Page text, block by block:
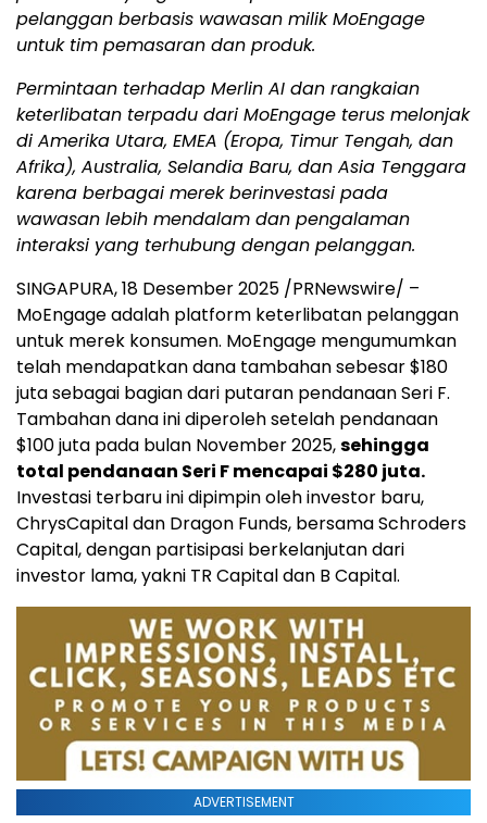
pelanggan berbasis wawasan milik MoEngage
untuk tim pemasaran dan produk.
Permintaan terhadap Merlin AI dan rangkaian
keterlibatan terpadu dari MoEngage terus melonjak
di Amerika Utara, EMEA (Eropa, Timur Tengah, dan
Afrika), Australia, Selandia Baru, dan Asia Tenggara
karena berbagai merek berinvestasi pada
wawasan lebih mendalam dan pengalaman
interaksi yang terhubung dengan pelanggan.
SINGAPURA,18 Desember 2025 /PRNewswire/ –
MoEngage adalah platform keterlibatan pelanggan
untuk merek konsumen. MoEngage mengumumkan
telah mendapatkan dana tambahan sebesar$180
juta sebagai bagian dari putaran pendanaan Seri F.
Tambahan dana ini diperoleh setelah pendanaan
$100juta pada bulan November 2025,sehingga
total pendanaan Seri F mencapai $280 juta.
Investasi terbaru ini dipimpin oleh investor baru,
ChrysCapital dan Dragon Funds, bersama Schroders
Capital, dengan partisipasi berkelanjutan dari
investor lama, yakni TR Capital dan B Capital.
ADVERTISEMENT